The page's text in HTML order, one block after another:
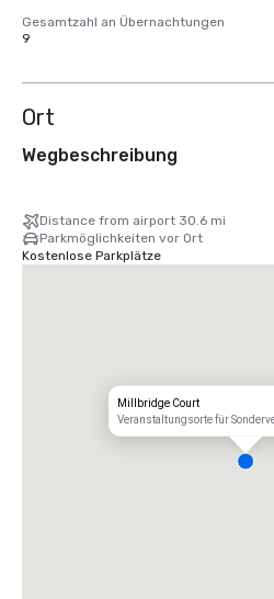
Gesamtzahl an Übernachtungen
9
Ort
Wegbeschreibung
Distance from airport 30.6 mi
Parkmöglichkeiten vor Ort
Kostenlose Parkplätze
Millbridge Court
Veranstaltungsorte für